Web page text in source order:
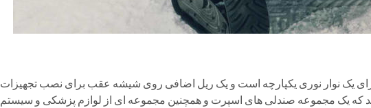
یک نوار نوری یکپارچه است و یک ریل اضافی روی شیشه عقب برای نصب تجهیزات
که یک مجموعه صندلی های اسپرت و همچنین مجموعه ای از لوازم پزشکی و سیستم